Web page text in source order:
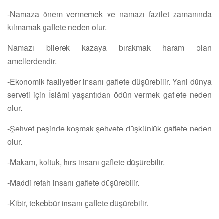
-Namaza önem vermemek ve namazı fazilet zamanında
kılmamak gaflete neden olur.
Namazı bilerek kazaya bırakmak haram olan
amellerdendir.
-Ekonomik faaliyetler insanı gaflete düşürebilir. Yani dünya
serveti için İslâmi yaşantıdan ödün vermek gaflete neden
olur.
-Şehvet peşinde koşmak şehvete düşkünlük gaflete neden
olur.
-Makam, koltuk, hırs insanı gaflete düşürebilir.
-Maddi refah insanı gaflete düşürebilir.
-Kibir, tekebbür insanı gaflete düşürebilir.